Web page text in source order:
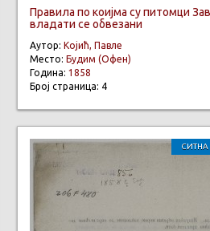
Правила по коијма су питомци
владати се обвезани
Аутор: Којић, Павле
Место: Будим (Офен)
Година: 1858
Број страница: 4
СИТНА